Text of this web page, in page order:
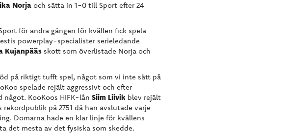
Norja och sätta in 1-0 till Sport efter 24
för andra gången för kvällen fick spela
powerplay-specialister serieledande
Kujanpääs skott som överlistade Norja och
på riktigt tufft spel, något som vi inte sätt på
spelade rejält aggressivt och efter
något. KooKoos HIFK-lån Siim Liivik blev rejält
på 2751 då han avslutade varje
Domarna hade en klar linje för kvällens
det mesta av det fysiska som skedde.